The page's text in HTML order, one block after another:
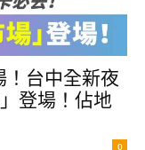
！台中全新夜
登場！佔地
0